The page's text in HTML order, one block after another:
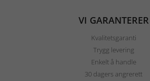
VI GARANTERER
Kvalitetsgaranti
Trygg levering
Enkelt å handle
30 dagers angrerett